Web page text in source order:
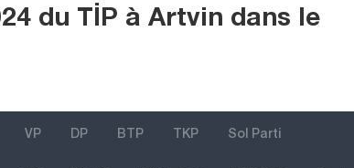
du TİP à Artvin dans le
VP DP BTP TKP Sol Parti